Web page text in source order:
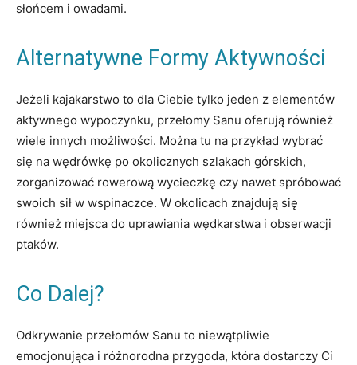
słońcem i owadami.
Alternatywne Formy Aktywności
Jeżeli kajakarstwo to dla Ciebie tylko jeden z elementów
aktywnego wypoczynku, przełomy Sanu oferują również
wiele innych możliwości. Można tu na przykład wybrać
się na wędrówkę po okolicznych szlakach górskich,
zorganizować rowerową wycieczkę czy nawet spróbować
swoich sił w wspinaczce. W okolicach znajdują się
również miejsca do uprawiania wędkarstwa i obserwacji
ptaków.
Co Dalej?
Odkrywanie przełomów Sanu to niewątpliwie
emocjonująca i różnorodna przygoda, która dostarczy Ci